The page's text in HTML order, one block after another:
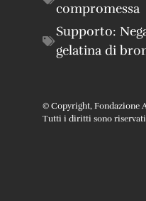
compromessa
Supporto:
gelatina di
© Copyright, Fondazione
Tutti i diritti sono